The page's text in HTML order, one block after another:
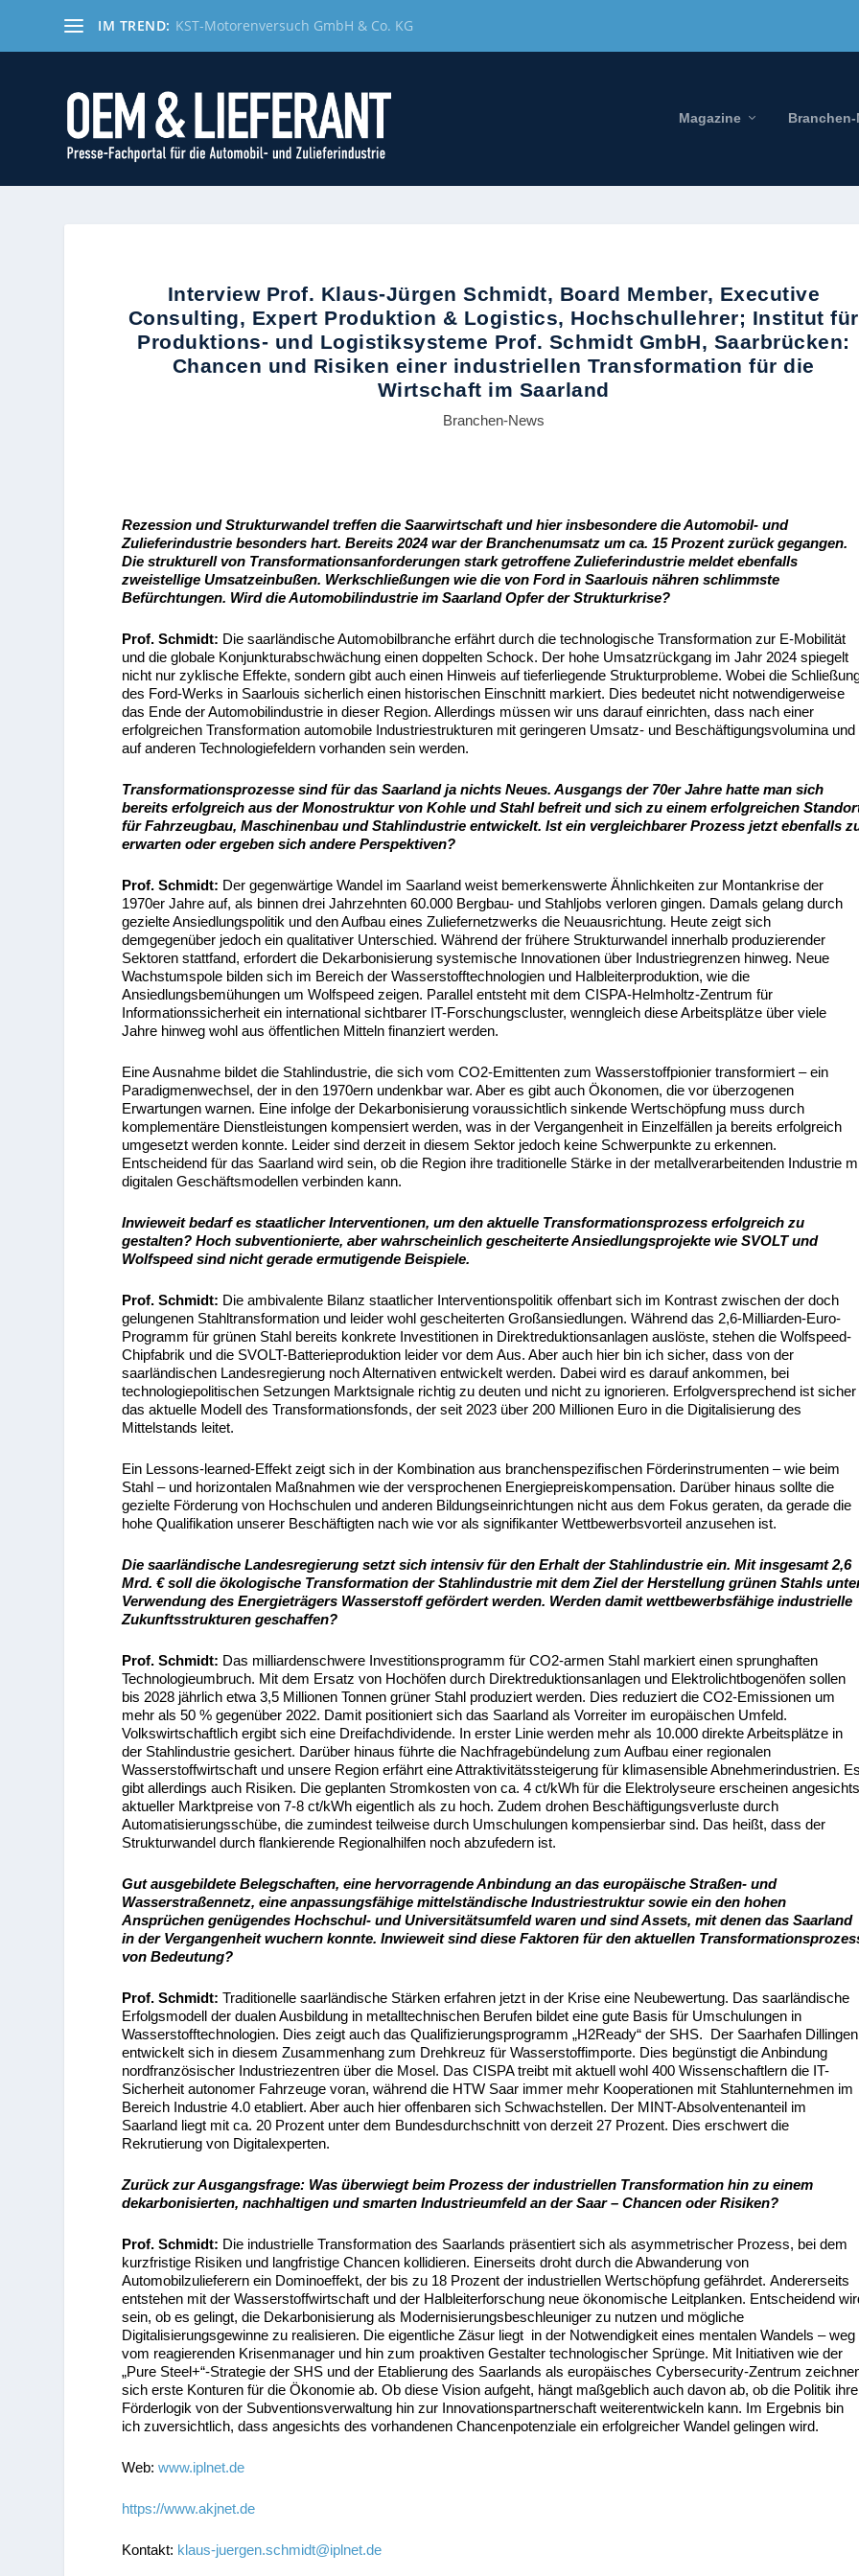
IM TREND: KST-Motorenversuch GmbH & Co. KG
Magazine Branchen-
Interview Prof. Klaus-Jürgen Schmidt, Board Member, Executive
Consulting, Expert Produktion & Logistics, Hochschullehrer; Institut für
Produktions- und Logistiksysteme Prof. Schmidt GmbH, Saarbrücken:
Chancen und Risiken einer industriellen Transformation für die
Wirtschaft im Saarland
Branchen-News
Rezession und Strukturwandel treffen die Saarwirtschaft und hier insbesondere die Automobil- und
Zulieferindustrie besonders hart. Bereits 2024 war der Branchenumsatz um ca. 15 Prozent zurück gegangen.
Die strukturell von Transformationsanforderungen stark getroffene Zulieferindustrie meldet ebenfalls
zweistellige Umsatzeinbußen. Werkschließungen wie die von Ford in Saarlouis nähren schlimmste
Befürchtungen. Wird die Automobilindustrie im Saarland Opfer der Strukturkrise?
Prof. Schmidt: Die saarländische Automobilbranche erfährt durch die technologische Transformation zur E-Mobilität
und die globale Konjunkturabschwächung einen doppelten Schock. Der hohe Umsatzrückgang im Jahr 2024 spiegelt
nicht nur zyklische Effekte, sondern gibt auch einen Hinweis auf tieferliegende Strukturprobleme. Wobei die
des Ford-Werks in Saarlouis sicherlich einen historischen Einschnitt markiert. Dies bedeutet nicht notwendigerweise
das Ende der Automobilindustrie in dieser Region. Allerdings müssen wir uns darauf einrichten, dass nach einer
erfolgreichen Transformation automobile Industriestrukturen mit geringeren Umsatz- und Beschäftigungsvolumina und
auf anderen Technologiefeldern vorhanden sein werden.
Transformationsprozesse sind für das Saarland ja nichts Neues. Ausgangs der 70er Jahre hatte man sich
bereits erfolgreich aus der Monostruktur von Kohle und Stahl befreit und sich zu einem erfolgreichen
für Fahrzeugbau, Maschinenbau und Stahlindustrie entwickelt. Ist ein vergleichbarer Prozess jetzt ebenfalls
erwarten oder ergeben sich andere Perspektiven?
Prof. Schmidt: Der gegenwärtige Wandel im Saarland weist bemerkenswerte Ähnlichkeiten zur Montankrise der
1970er Jahre auf, als binnen drei Jahrzehnten 60.000 Bergbau- und Stahljobs verloren gingen. Damals gelang durch
gezielte Ansiedlungspolitik und den Aufbau eines Zuliefernetzwerks die Neuausrichtung. Heute zeigt sich
demgegenüber jedoch ein qualitativer Unterschied. Während der frühere Strukturwandel innerhalb produzierender
Sektoren stattfand, erfordert die Dekarbonisierung systemische Innovationen über Industriegrenzen hinweg. Neue
Wachstumspole bilden sich im Bereich der Wasserstofftechnologien und Halbleiterproduktion, wie die
Ansiedlungsbemühungen um Wolfspeed zeigen. Parallel entsteht mit dem CISPA-Helmholtz-Zentrum für
Informationssicherheit ein international sichtbarer IT-Forschungscluster, wenngleich diese Arbeitsplätze über viele
Jahre hinweg wohl aus öffentlichen Mitteln finanziert werden.
Eine Ausnahme bildet die Stahlindustrie, die sich vom CO2-Emittenten zum Wasserstoffpionier transformiert – ein
Paradigmenwechsel, der in den 1970ern undenkbar war. Aber es gibt auch Ökonomen, die vor überzogenen
Erwartungen warnen. Eine infolge der Dekarbonisierung voraussichtlich sinkende Wertschöpfung muss durch
komplementäre Dienstleistungen kompensiert werden, was in der Vergangenheit in Einzelfällen ja bereits erfolgreich
umgesetzt werden konnte. Leider sind derzeit in diesem Sektor jedoch keine Schwerpunkte zu erkennen.
Entscheidend für das Saarland wird sein, ob die Region ihre traditionelle Stärke in der metallverarbeitenden Industrie
digitalen Geschäftsmodellen verbinden kann.
Inwieweit bedarf es staatlicher Interventionen, um den aktuelle Transformationsprozess erfolgreich zu
gestalten? Hoch subventionierte, aber wahrscheinlich gescheiterte Ansiedlungsprojekte wie SVOLT und
Wolfspeed sind nicht gerade ermutigende Beispiele.
Prof. Schmidt: Die ambivalente Bilanz staatlicher Interventionspolitik offenbart sich im Kontrast zwischen der doch
gelungenen Stahltransformation und leider wohl gescheiterten Großansiedlungen. Während das 2,6-Milliarden-Euro-
Programm für grünen Stahl bereits konkrete Investitionen in Direktreduktionsanlagen auslöste, stehen die Wolfspeed-
Chipfabrik und die SVOLT-Batterieproduktion leider vor dem Aus. Aber auch hier bin ich sicher, dass von der
saarländischen Landesregierung noch Alternativen entwickelt werden. Dabei wird es darauf ankommen, bei
technologiepolitischen Setzungen Marktsignale richtig zu deuten und nicht zu ignorieren. Erfolgversprechend ist sicher
das aktuelle Modell des Transformationsfonds, der seit 2023 über 200 Millionen Euro in die Digitalisierung des
Mittelstands leitet.
Ein Lessons-learned-Effekt zeigt sich in der Kombination aus branchenspezifischen Förderinstrumenten – wie beim
Stahl – und horizontalen Maßnahmen wie der versprochenen Energiepreiskompensation. Darüber hinaus sollte die
gezielte Förderung von Hochschulen und anderen Bildungseinrichtungen nicht aus dem Fokus geraten, da gerade die
hohe Qualifikation unserer Beschäftigten nach wie vor als signifikanter Wettbewerbsvorteil anzusehen ist.
Die saarländische Landesregierung setzt sich intensiv für den Erhalt der Stahlindustrie ein. Mit insgesamt 2,6
Mrd. € soll die ökologische Transformation der Stahlindustrie mit dem Ziel der Herstellung grünen Stahls
Verwendung des Energieträgers Wasserstoff gefördert werden. Werden damit wettbewerbsfähige industrielle
Zukunftsstrukturen geschaffen?
Prof. Schmidt: Das milliardenschwere Investitionsprogramm für CO2-armen Stahl markiert einen sprunghaften
Technologieumbruch. Mit dem Ersatz von Hochöfen durch Direktreduktionsanlagen und Elektrolichtbogenöfen sollen
bis 2028 jährlich etwa 3,5 Millionen Tonnen grüner Stahl produziert werden. Dies reduziert die CO2-Emissionen um
mehr als 50 % gegenüber 2022. Damit positioniert sich das Saarland als Vorreiter im europäischen Umfeld.
Volkswirtschaftlich ergibt sich eine Dreifachdividende. In erster Linie werden mehr als 10.000 direkte Arbeitsplätze in
der Stahlindustrie gesichert. Darüber hinaus führte die Nachfragebündelung zum Aufbau einer regionalen
Wasserstoffwirtschaft und unsere Region erfährt eine Attraktivitätssteigerung für klimasensible Abnehmerindustrien.
gibt allerdings auch Risiken. Die geplanten Stromkosten von ca. 4 ct/kWh für die Elektrolyseure erscheinen
aktueller Marktpreise von 7-8 ct/kWh eigentlich als zu hoch. Zudem drohen Beschäftigungsverluste durch
Automatisierungsschübe, die zumindest teilweise durch Umschulungen kompensierbar sind. Das heißt, dass der
Strukturwandel durch flankierende Regionalhilfen noch abzufedern ist.
Gut ausgebildete Belegschaften, eine hervorragende Anbindung an das europäische Straßen- und
Wasserstraßennetz, eine anpassungsfähige mittelständische Industriestruktur sowie ein den hohen
Ansprüchen genügendes Hochschul- und Universitätsumfeld waren und sind Assets, mit denen das Saarland
in der Vergangenheit wuchern konnte. Inwieweit sind diese Faktoren für den aktuellen
von Bedeutung?
Prof. Schmidt:Traditionelle saarländische Stärken erfahren jetzt in der Krise eine Neubewertung. Das saarländische
Erfolgsmodell der dualen Ausbildung in metalltechnischen Berufen bildet eine gute Basis für Umschulungen in
Wasserstofftechnologien. Dies zeigt auch das Qualifizierungsprogramm „H2Ready“ der SHS. Der Saarhafen Dillingen
entwickelt sich in diesem Zusammenhang zum Drehkreuz für Wasserstoffimporte. Dies begünstigt die Anbindung
nordfranzösischer Industriezentren über die Mosel. Das CISPA treibt mit aktuell wohl 400 Wissenschaftlern die IT-
Sicherheit autonomer Fahrzeuge voran, während die HTW Saar immer mehr Kooperationen mit Stahlunternehmen im
Bereich Industrie 4.0 etabliert. Aber auch hier offenbaren sich Schwachstellen. Der MINT-Absolventenanteil im
Saarland liegt mit ca. 20 Prozent unter dem Bundesdurchschnitt von derzeit 27 Prozent. Dies erschwert die
Rekrutierung von Digitalexperten.
Zurück zur Ausgangsfrage: Was überwiegt beim Prozess der industriellen Transformation hin zu einem
dekarbonisierten, nachhaltigen und smarten Industrieumfeld an der Saar – Chancen oder Risiken?
Prof. Schmidt: Die industrielle Transformation des Saarlands präsentiert sich als asymmetrischer Prozess, bei dem
kurzfristige Risiken und langfristige Chancen kollidieren. Einerseits droht durch die Abwanderung von
Automobilzulieferern ein Dominoeffekt, der bis zu 18 Prozent der industriellen Wertschöpfung gefährdet. Andererseits
entstehen mit der Wasserstoffwirtschaft und der Halbleiterforschung neue ökonomische Leitplanken. Entscheidend
sein, ob es gelingt, die Dekarbonisierung als Modernisierungsbeschleuniger zu nutzen und mögliche
Digitalisierungsgewinne zu realisieren. Die eigentliche Zäsur liegt in der Notwendigkeit eines mentalen Wandels – weg
vom reagierenden Krisenmanager und hin zum proaktiven Gestalter technologischer Sprünge. Mit Initiativen wie der
„Pure Steel+“-Strategie der SHS und der Etablierung des Saarlands als europäisches Cybersecurity-Zentrum
sich erste Konturen für die Ökonomie ab. Ob diese Vision aufgeht, hängt maßgeblich auch davon ab, ob die Politik ihre
Förderlogik von der Subventionsverwaltung hin zur Innovationspartnerschaft weiterentwickeln kann. Im Ergebnis bin
ich zuversichtlich, dass angesichts des vorhandenen Chancenpotenziale ein erfolgreicher Wandel gelingen wird.
Web:www.iplnet.de
https://www.akjnet.de
Kontakt: klaus-juergen.schmidt@iplnet.de